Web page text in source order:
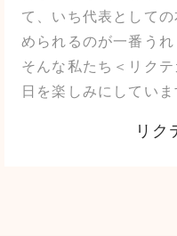
て、いち代表として
められるのが一番うれ
そんな私たち＜リク
日を楽しみにしていま
リ